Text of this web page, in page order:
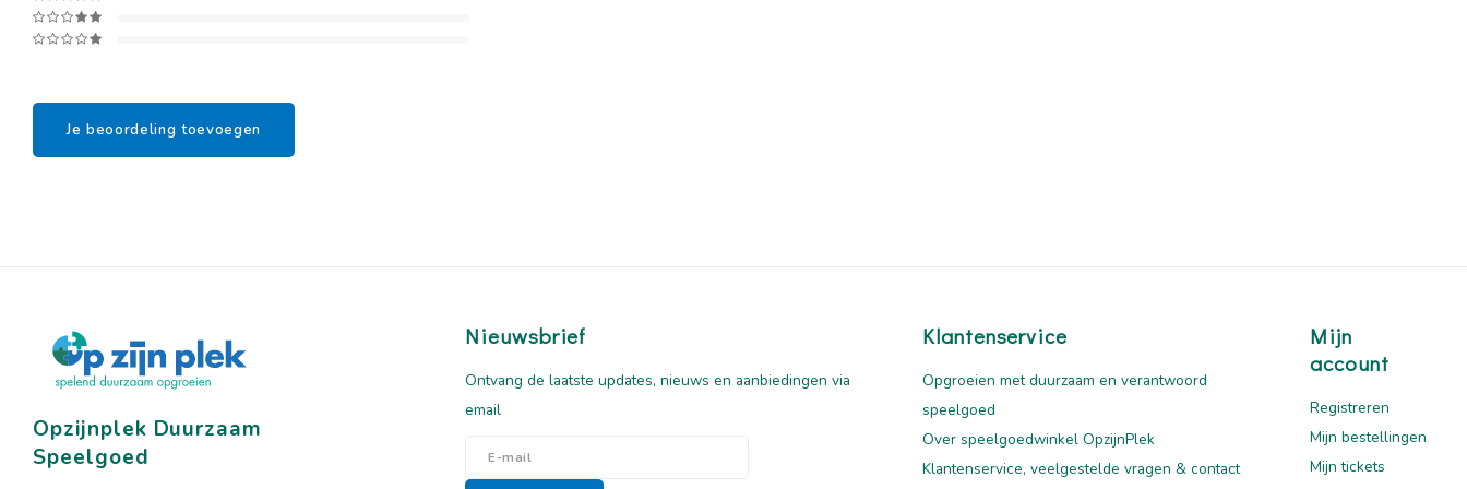
Je beoordeling toevoegen
Opzijnplek Duurzaam
Speelgoed
Nieuwsbrief
Ontvang de laatste updates, nieuws en aanbiedingen via
email
Klantenservice
Opgroeien met duurzaam en verantwoord
speelgoed
Over speelgoedwinkel OpzijnPlek
Klantenservice, veelgestelde vragen & contact
Mijn
account
Registreren
Mijn bestellingen
Mijn tickets